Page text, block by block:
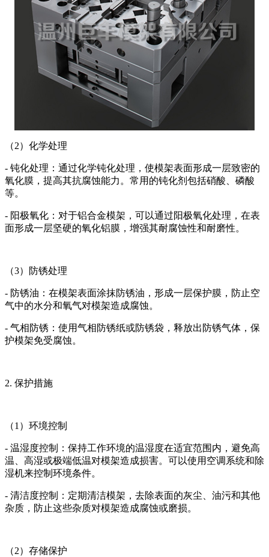
（2）化学处理
- 钝化处理：通过化学钝化处理，使模架表面形成一层致密的
氧化膜，提高其抗腐蚀能力。常用的钝化剂包括硝酸、磷酸
等。
- 阳极氧化：对于铝合金模架，可以通过阳极氧化处理，在表
面形成一层坚硬的氧化铝膜，增强其耐腐蚀性和耐磨性。
（3）防锈处理
- 防锈油：在模架表面涂抹防锈油，形成一层保护膜，防止空
气中的水分和氧气对模架造成腐蚀。
- 气相防锈：使用气相防锈纸或防锈袋，释放出防锈气体，保
护模架免受腐蚀。
2. 保护措施
（1）环境控制
- 温湿度控制：保持工作环境的温湿度在适宜范围内，避免高
温、高湿或极端低温对模架造成损害。可以使用空调系统和除
湿机来控制环境条件。
- 清洁度控制：定期清洁模架，去除表面的灰尘、油污和其他
杂质，防止这些杂质对模架造成腐蚀或磨损。
（2）存储保护